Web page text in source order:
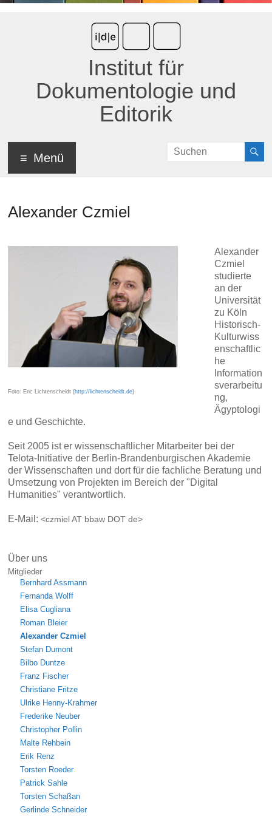
Institut für
Dokumentologie und
Editorik
Menü
Alexander Czmiel
Foto: Eric Lichtenscheidt (http://lichtenscheidt.de)
Alexander
Czmiel
studierte
an der
Universität
zu Köln
Historisch-
Kulturwiss
enschaftlic
he
Information
sverarbeitu
ng,
Ägyptologi
e und Geschichte.
Seit 2005 ist er wissenschaftlicher Mitarbeiter bei der
Telota-Initiative der Berlin-Brandenburgischen Akademie
der Wissenschaften und dort für die fachliche Beratung und
Umsetzung von Projekten im Bereich der "Digital
Humanities" verantwortlich.
E-Mail:<czmiel AT bbaw DOT de>
Über uns
Mitglieder
Bernhard Assmann
Fernanda Wolff
Elisa Cugliana
Roman Bleier
Alexander Czmiel
Stefan Dumont
Bilbo Duntze
Franz Fischer
Christiane Fritze
Ulrike Henny-Krahmer
Frederike Neuber
Christopher Pollin
Malte Rehbein
Erik Renz
Torsten Roeder
Patrick Sahle
Torsten Schaßan
Gerlinde Schneider